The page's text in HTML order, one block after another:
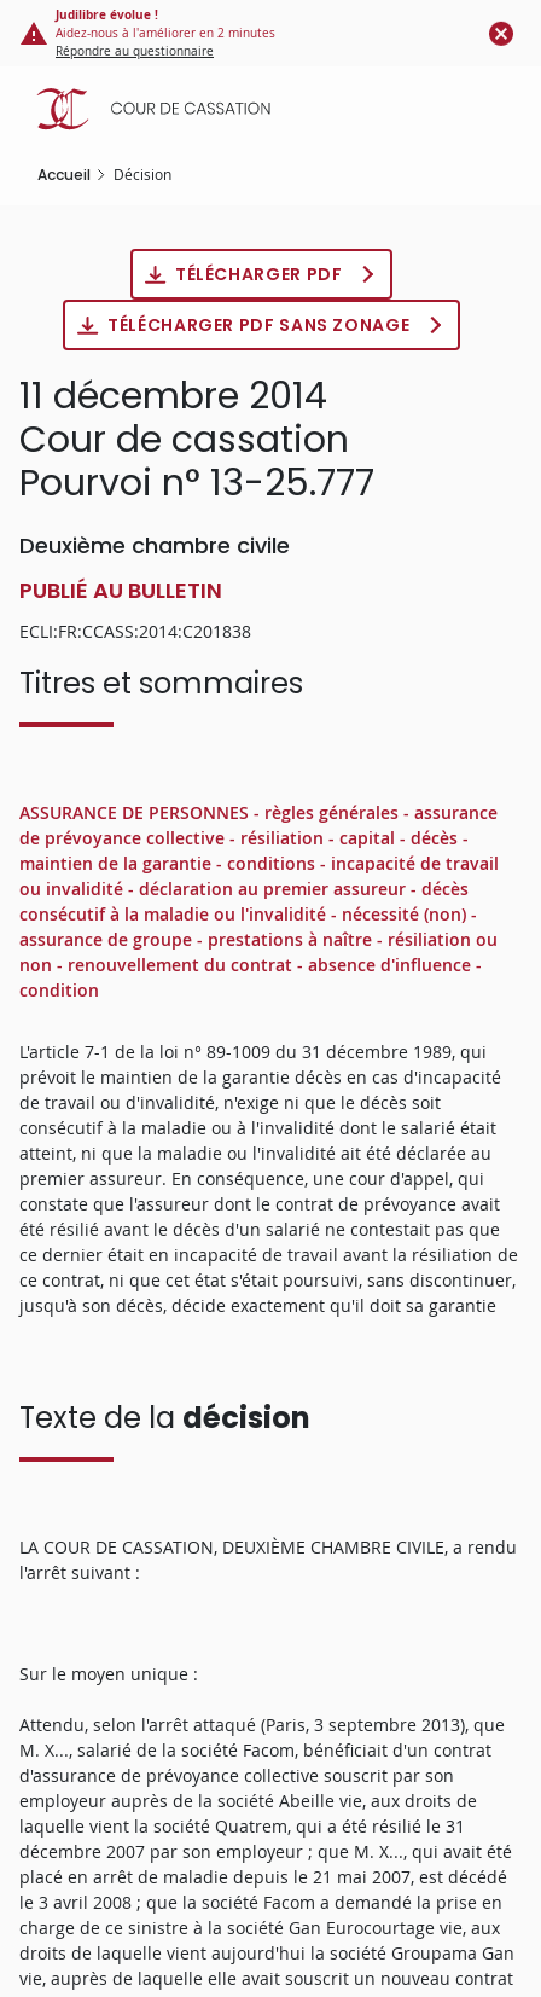
Panneau de gestion des cookies
contenu
principal
Judilibre évolue !
Aidez-nous à l'améliorer en 2 minutes
Répondre au questionnaire
Accueil Décision
TÉLÉCHARGER PDF
TÉLÉCHARGER PDF SANS ZONAGE
11 décembre 2014
Cour de cassation
Pourvoi n° 13-25.777
Deuxième chambre civile
PUBLIÉ AU BULLETIN
ECLI:FR:CCASS:2014:C201838
Titres et sommaires
ASSURANCE DE PERSONNES - règles générales - assurance
de prévoyance collective - résiliation - capital - décès -
maintien de la garantie - conditions - incapacité de travail
ou invalidité - déclaration au premier assureur - décès
consécutif à la maladie ou l'invalidité - nécessité (non) -
assurance de groupe - prestations à naître - résiliation ou
non - renouvellement du contrat - absence d'influence -
condition
L'article 7-1 de la loi n° 89-1009 du 31 décembre 1989, qui
prévoit le maintien de la garantie décès en cas d'incapacité
de travail ou d'invalidité, n'exige ni que le décès soit
consécutif à la maladie ou à l'invalidité dont le salarié était
atteint, ni que la maladie ou l'invalidité ait été déclarée au
premier assureur. En conséquence, une cour d'appel, qui
constate que l'assureur dont le contrat de prévoyance avait
été résilié avant le décès d'un salarié ne contestait pas que
ce dernier était en incapacité de travail avant la résiliation de
ce contrat, ni que cet état s'était poursuivi, sans discontinuer,
jusqu'à son décès, décide exactement qu'il doit sa garantie
Texte de la décision
LA COUR DE CASSATION, DEUXIÈME CHAMBRE CIVILE, a rendu
l'arrêt suivant :
Sur le moyen unique :
Attendu, selon l'arrêt attaqué (Paris, 3 septembre 2013), que
M. X..., salarié de la société Facom, bénéficiait d'un contrat
d'assurance de prévoyance collective souscrit par son
employeur auprès de la société Abeille vie, aux droits de
laquelle vient la société Quatrem, qui a été résilié le 31
décembre 2007 par son employeur ; que M. X..., qui avait été
placé en arrêt de maladie depuis le 21 mai 2007, est décédé
le 3 avril 2008 ; que la société Facom a demandé la prise en
charge de ce sinistre à la société Gan Eurocourtage vie, aux
droits de laquelle vient aujourd'hui la société Groupama Gan
vie, auprès de laquelle elle avait souscrit un nouveau contrat